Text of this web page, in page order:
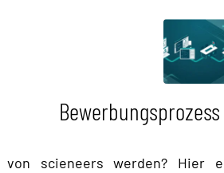
von scieneers werden?